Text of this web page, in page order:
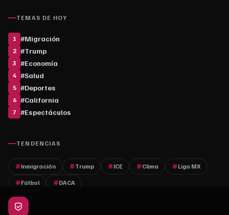
TEMAS DE HOY
1 #Migración
2 #Trump
3 #Economía
4 #Salud
5 #Deportes
6 #California
7 #Espectáculos
TENDENCIAS
Inmigración Trump ICE Clima Liga MX
Fútbol DACA